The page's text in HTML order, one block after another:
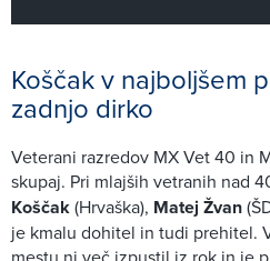
Koščak v najboljšem
zadnjo dirko
Veterani razredov MX Vet 40 in
skupaj. Pri mlajših vetranih nad
Koščak(Hrvaška), Matej Žvan
je kmalu dohitel in tudi prehitel.
mestu ni več izpustil iz rok in je